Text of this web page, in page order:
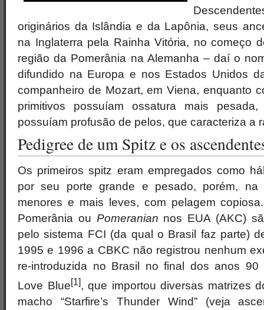
originários da Islândia e da Lapônia, seus
na Inglaterra pela Rainha Vitória, no começo
região da Pomerânia na Alemanha – daí o
difundido na Europa e nos Estados Unidos
companheiro de Mozart, em Viena, enquanto
primitivos possuíam ossatura mais
possuíam profusão de pelos, que caracteriza a
Pedigree de um Spitz e os
Os primeiros spitz eram empregados como
por seu porte grande e pesado, porém, na
menores e mais leves, com pelagem
Pomerânia ou Pomeranian nos EUA (AKC)
pelo sistema FCI (da qual o Brasil faz parte)
1995 e 1996 a CBKC não registrou nenhum
re-introduzida no Brasil no final dos anos 90
Love Blue[1], que importou diversas matrizes
macho “Starfire’s Thunder Wind” (veja